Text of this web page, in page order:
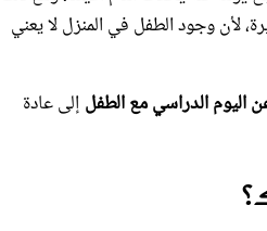
لأن وجود الطفل في المنزل لا يعني
اليوم الدراسي مع الطفل إلى عادة